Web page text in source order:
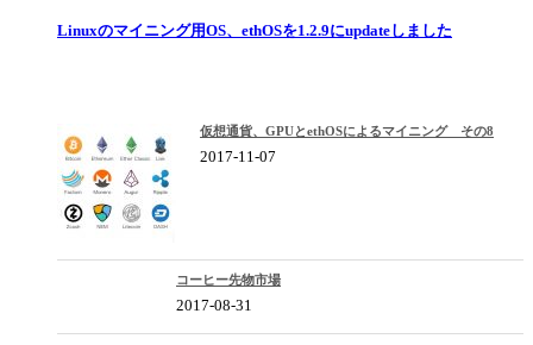
Linuxのマイニング用OS、ethOSを1.2.9にupdateしました
仮想通貨、GPUとethOSによるマイニング その8
2017-11-07
コーヒー先物市場
2017-08-31